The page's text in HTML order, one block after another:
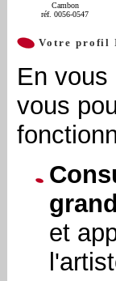
Cambon
réf. 0056-0547
Votre profil
En
vous
et